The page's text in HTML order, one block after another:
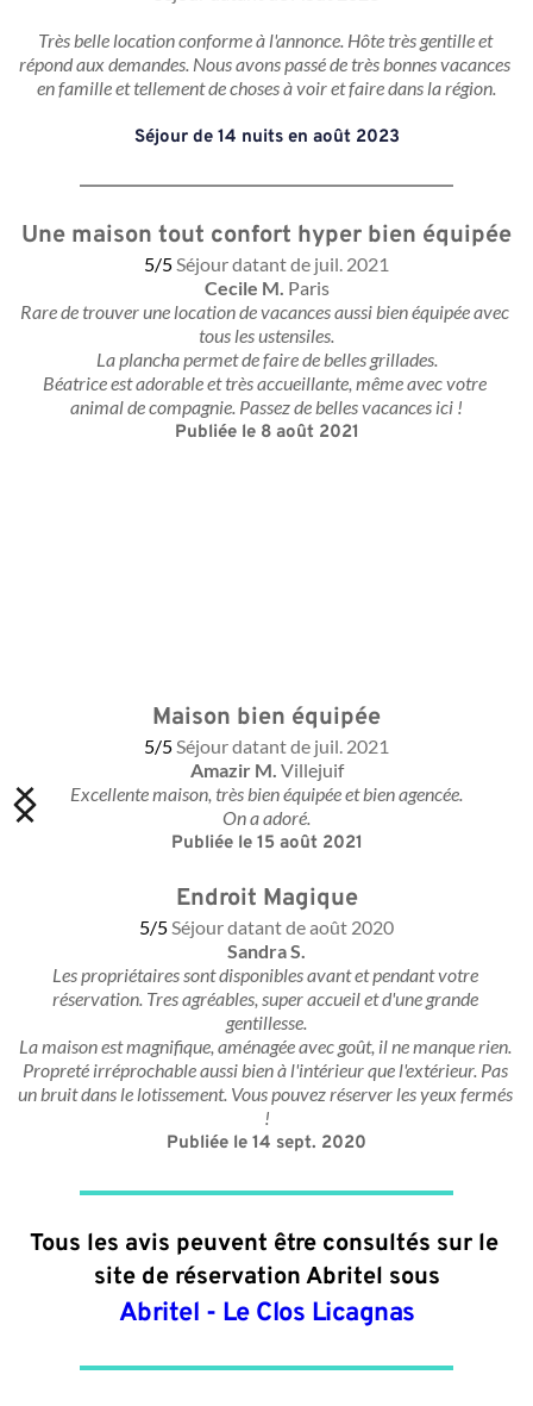
Très belle location conforme à l'annonce. Hôte très gentille et
répond aux demandes. Nous avons passé de très bonnes vacances
en famille et tellement de choses à voir et faire dans la région.
Séjour de 14 nuits en août 2023
Une maison tout confort hyper bien équipée
5/5Séjour datant de juil. 2021
Cecile M. Paris
Rare de trouver une location de vacances aussi bien équipée avec
tous les ustensiles.
La plancha permet de faire de belles grillades.
Béatrice est adorable et très accueillante, même avec votre
animal de compagnie. Passez de belles vacances ici !
Publiée le 8 août 2021
Maison bien équipée
5/5Séjour datant de juil. 2021
Amazir M. Villejuif
Excellente maison, très bien équipée et bien agencée.
On a adoré.
Publiée le 15 août 2021
Endroit Magique
5/5Séjour datant de août 2020
Sandra S.
Les propriétaires sont disponibles avant et pendant votre
réservation. Tres agréables, super accueil et d'une grande
gentillesse.
La maison est magnifique, aménagée avec goût, il ne manque rien.
Propreté irréprochable aussi bien à l'intérieur que l'extérieur. Pas
un bruit dans le lotissement. Vous pouvez réserver les yeux fermés
!
Publiée le 14 sept. 2020
Tous les avis peuvent être consultés sur le
site de réservation Abritel sous
Abritel - Le Clos Licagnas